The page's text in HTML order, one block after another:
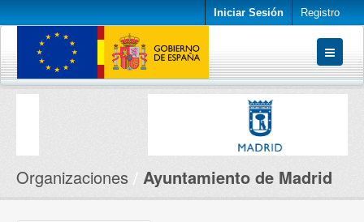
Iniciar Sesión Registro
Conjuntos de datos
Organizaciones Ayuntamiento de Madrid